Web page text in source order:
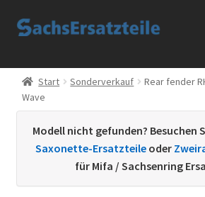
Zur
Zum
Start
AGB
Datenschutzerklärung
Start Sonderverkauf
Rear fender
Wave
Modell nicht gefunden? Besuchen
Saxonette-Ersatzteile oder
für Mifa / Sachsenring